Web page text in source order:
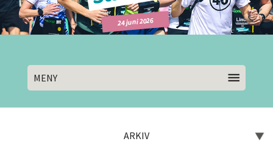
24 juni 2026
MENY
ARKIV